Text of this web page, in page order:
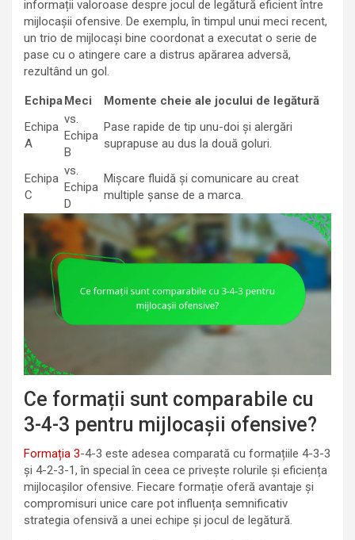
informații valoroase despre jocul de legătură eficient între
mijlocașii ofensive. De exemplu, în timpul unui meci recent,
un trio de mijlocași bine coordonat a executat o serie de
pase cu o atingere care a distrus apărarea adversă,
rezultând un gol.
EchipaMeci
Momente cheie ale jocului de legătură
Echipa
A
vs.
Echipa
B
Pase rapide de tip unu-doi și alergări
suprapuse au dus la două goluri.
Echipa
C
vs.
Echipa
D
Mișcare fluidă și comunicare au creat
multiple șanse de a marca.
Ce formații sunt comparabile cu
3-4-3 pentru mijlocașii ofensive?
Formația 3-4-3 este adesea comparată cu formațiile 4-3-3
și 4-2-3-1, în special în ceea ce privește rolurile și eficiența
mijlocașilor ofensive. Fiecare formație oferă avantaje și
compromisuri unice care pot influența semnificativ
strategia ofensivă a unei echipe și jocul de legătură.